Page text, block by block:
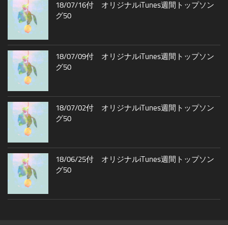
18/07/16付 オリジナルiTunes週間トップソン
グ50
18/07/09付 オリジナルiTunes週間トップソン
グ50
18/07/02付 オリジナルiTunes週間トップソン
グ50
18/06/25付 オリジナルiTunes週間トップソン
グ50